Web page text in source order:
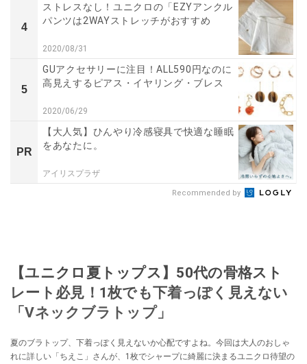
4
ストレスなし！ユニクロの「EZYアンクル
パンツは2WAYストレッチがおすすめ
2020/08/31
5
GUアクセサリーに注目！ALL590円なのに
高見えするピアス・イヤリング・ブレス
2020/06/29
PR
【大人気】ひんやり冷感寝具で快適な睡眠
をあなたに。
アイリスプラザ
Recommended by
【ユニクロ夏トップス】50代の骨格スト
レート必見！1枚でも下着っぽく見えない
「Vネックブラトップ」
夏のブラトップ、下着っぽく見えないか心配ですよね。今回は大人のおしゃ
れに詳しい「ちえこ」さんが、1枚でシャープに綺麗に決まるユニクロ待望の